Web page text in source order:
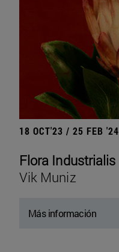
18 OCT'23 / 25 FEB '24
Flora Industrialis
Vik Muniz
Más información